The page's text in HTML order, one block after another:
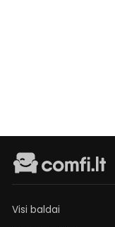
Visi baldai